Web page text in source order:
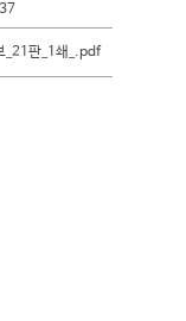
_21판_1쇄_.pdf